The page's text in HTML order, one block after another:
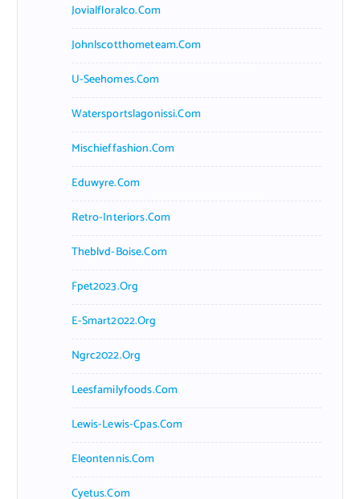
Jovialfloralco.com
Johnlscotthometeam.com
U-Seehomes.com
Watersportslagonissi.com
Mischieffashion.com
Eduwyre.com
Retro-Interiors.com
Theblvd-Boise.com
Fpet2023.org
E-Smart2022.org
Ngrc2022.org
Leesfamilyfoods.com
Lewis-Lewis-Cpas.com
Eleontennis.com
Cyetus.com